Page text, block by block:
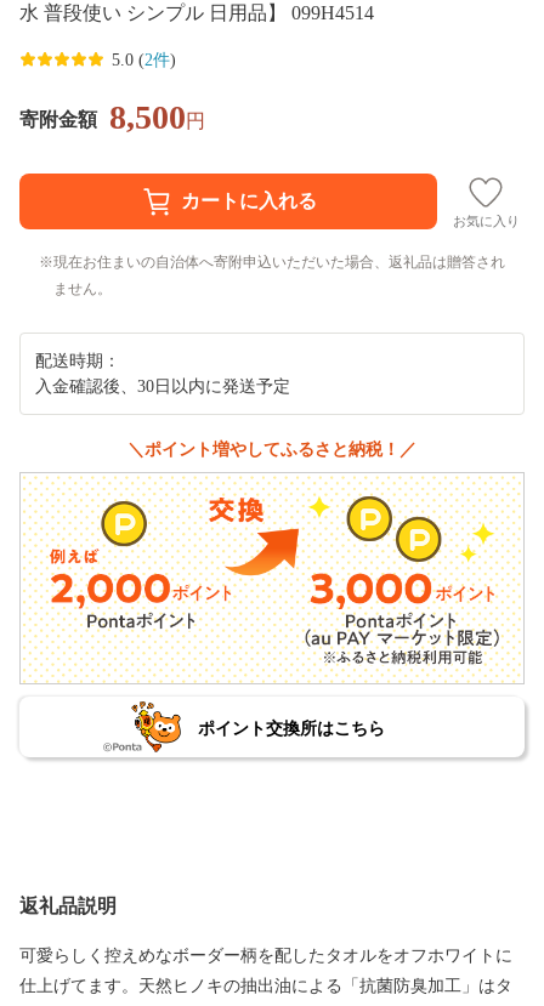
水 普段使い シンプル 日用品】 099H4514
5.0 (2件)
寄附金額 8,500円
お気に入り
現在お住まいの自治体へ寄附申込いただいた場合、返礼品は贈答され
ません。
配送時期：
入金確認後、30日以内に発送予定
＼ポイント増やしてふるさと納税！／
ポイント交換所はこちら
返礼品説明
可愛らしく控えめなボーダー柄を配したタオルをオフホワイトに
仕上げてます。天然ヒノキの抽出油による「抗菌防臭加工」はタ